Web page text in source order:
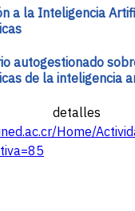
a la Inteligencia
autogestionado
de la inteligencia
Home/